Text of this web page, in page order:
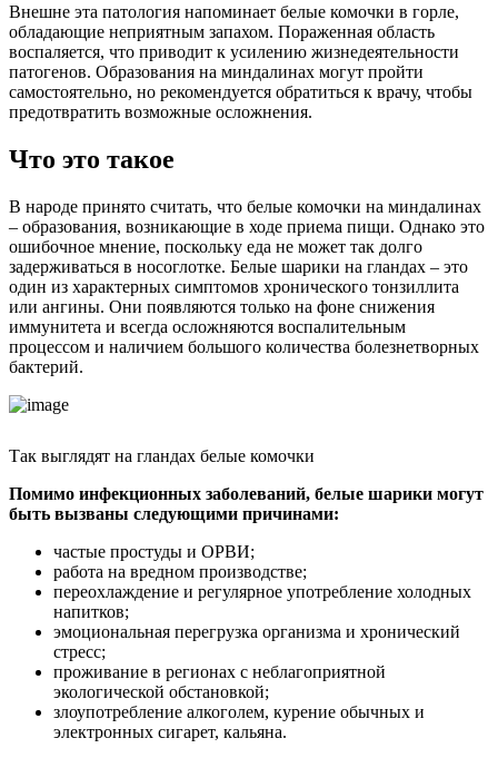
Внешне эта патология напоминает белые комочки в горле,
обладающие неприятным запахом. Пораженная область
воспаляется, что приводит к усилению жизнедеятельности
патогенов. Образования на миндалинах могут пройти
самостоятельно, но рекомендуется обратиться к врачу, чтобы
предотвратить возможные осложнения.
Что это такое
В народе принято считать, что белые комочки на миндалинах
– образования, возникающие в ходе приема пищи. Однако это
ошибочное мнение, поскольку еда не может так долго
задерживаться в носоглотке. Белые шарики на гландах – это
один из характерных симптомов хронического тонзиллита
или ангины. Они появляются только на фоне снижения
иммунитета и всегда осложняются воспалительным
процессом и наличием большого количества болезнетворных
бактерий.
Так выглядят на гландах белые комочки
Помимо инфекционных заболеваний, белые шарики могут
быть вызваны следующими причинами:
частые простуды и ОРВИ;
работа на вредном производстве;
переохлаждение и регулярное употребление холодных
напитков;
эмоциональная перегрузка организма и хронический
стресс;
проживание в регионах с неблагоприятной
экологической обстановкой;
злоупотребление алкоголем, курение обычных и
электронных сигарет, кальяна.